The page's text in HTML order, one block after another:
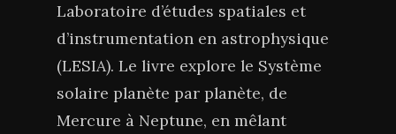
Laboratoire d’études spatiales et
d’instrumentation en astrophysique
(LESIA). Le livre explore le Système
solaire planète par planète, de
Mercure à Neptune, en mêlant